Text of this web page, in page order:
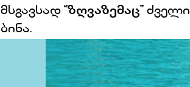
მსგავსად ‘’ზღვაზემაც’’
ბინა.